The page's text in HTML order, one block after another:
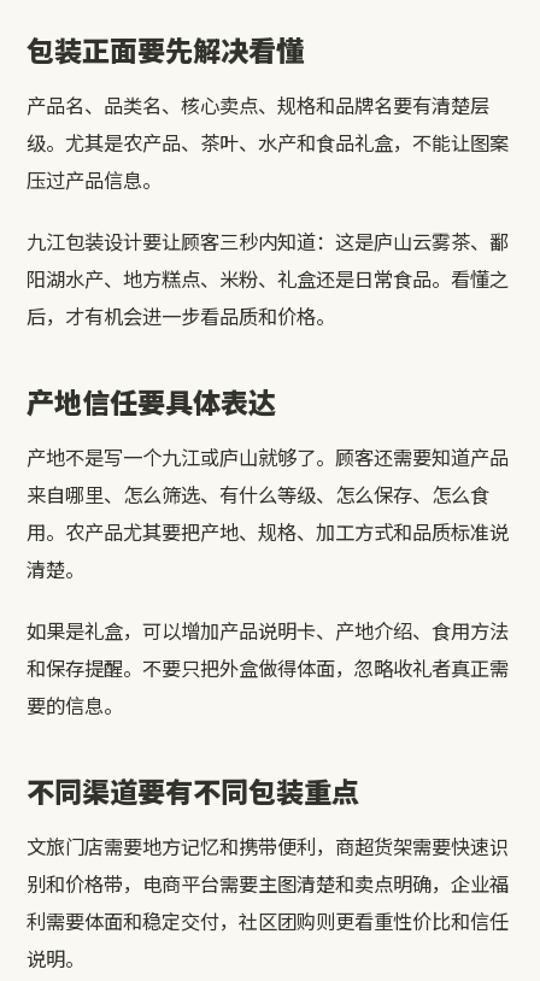
包装正面要先解决看懂
产品名、品类名、核心卖点、规格和品牌名要有清楚层
级。尤其是农产品、茶叶、水产和食品礼盒，不能让图案
压过产品信息。
九江包装设计要让顾客三秒内知道：这是庐山云雾茶、鄱
阳湖水产、地方糕点、米粉、礼盒还是日常食品。看懂之
后，才有机会进一步看品质和价格。
产地信任要具体表达
产地不是写一个九江或庐山就够了。顾客还需要知道产品
来自哪里、怎么筛选、有什么等级、怎么保存、怎么食
用。农产品尤其要把产地、规格、加工方式和品质标准说
清楚。
如果是礼盒，可以增加产品说明卡、产地介绍、食用方法
和保存提醒。不要只把外盒做得体面，忽略收礼者真正需
要的信息。
不同渠道要有不同包装重点
文旅门店需要地方记忆和携带便利，商超货架需要快速识
别和价格带，电商平台需要主图清楚和卖点明确，企业福
利需要体面和稳定交付，社区团购则更看重性价比和信任
说明。